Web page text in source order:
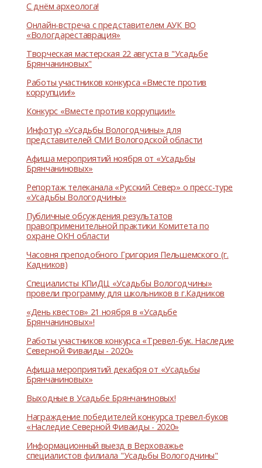
С днём археолога!
Онлайн-встреча с представителем АУК ВО
«Вологдареставрация»
Творческая мастерская 22 августа в "Усадьбе
Брянчаниновых"
Работы участников конкурса «Вместе против
коррупции!»
Конкурс «Вместе против коррупции!»
Инфотур «Усадьбы Вологодчины» для
представителей СМИ Вологодской области
Афиша мероприятий ноября от «Усадьбы
Брянчаниновых»
Репортаж телеканала «Русский Север» о пресс-туре
«Усадьбы Вологодчины»
Публичные обсуждения результатов
правоприменительной практики Комитета по
охране ОКН области
Часовня преподобного Григория Пельшемского (г.
Кадников)
Специалисты КПиДЦ «Усадьбы Вологодчины»
провели программу для школьников в г.Кадников
«День квестов» 21 ноября в «Усадьбе
Брянчаниновых»!
Работы участников конкурса «Тревел-бук. Наследие
Северной Фиваиды - 2020»
Афиша мероприятий декабря от «Усадьбы
Брянчаниновых»
Выходные в Усадьбе Брянчаниновых!
Награждение победителей конкурса тревел-буков
«Наследие Северной Фиваиды - 2020»
Информационный выезд в Верховажье
специалистов филиала "Усадьбы Вологодчины"